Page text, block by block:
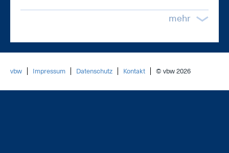
mehr
vbw Impressum Datenschutz Kontakt © vbw 2026